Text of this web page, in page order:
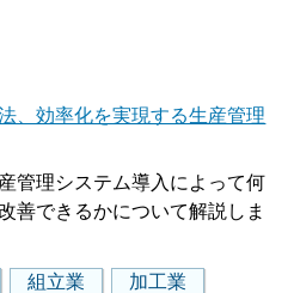
、効率化を実現する生産管理
管理システム導入によって何
善できるかについて解説しま
組立業
加工業